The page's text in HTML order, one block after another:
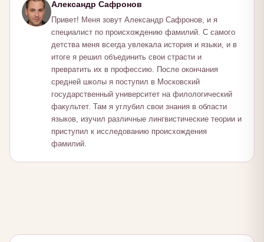
Александр Сафронов
Привет! Меня зовут Александр Сафронов, и я
специалист по происхождению фамилий. С самого
детства меня всегда увлекала история и языки, и в
итоге я решил объединить свои страсти и
превратить их в профессию. После окончания
средней школы я поступил в Московский
государственный университет на филологический
факультет. Там я углубил свои знания в области
языков, изучил различные лингвистические теории и
приступил к исследованию происхождения
фамилий.